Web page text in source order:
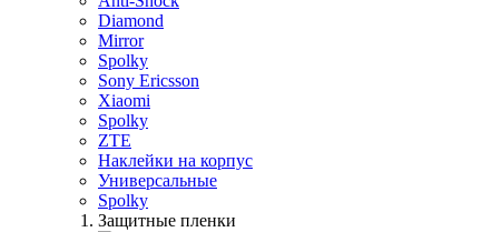
Diamond
Mirror
Spolky
Sony Ericsson
Xiaomi
Spolky
ZTE
Наклейки на корпус
Универсальные
Spolky
Защитные пленки